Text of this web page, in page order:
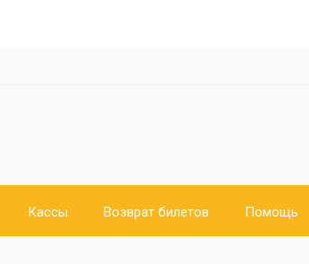
Кассы Возврат билетов Помощь